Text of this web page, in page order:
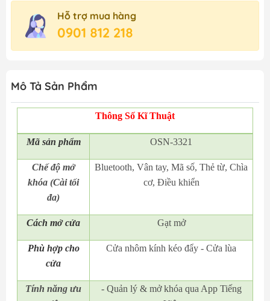
Hỗ trợ mua hàng
0901 812 218
Mô Tả Sản Phẩm
Thông Số Kĩ Thuật
Mã sản phẩm OSN-3321
Chế độ mở
khóa (Cài tối
đa)
Bluetooth, Vân tay, Mã số, Thẻ từ, Chìa
cơ, Điều khiển
Cách mở cửa Gạt mở
Phù hợp cho
cửa
Cửa nhôm kính kéo đẩy - Cửa lùa
Tính năng ưu
- Quản lý & mở khóa qua App Tiếng